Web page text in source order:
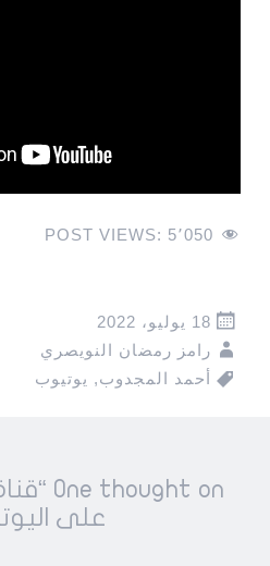
POST VIEWS: 5٬050
18 يوليو، 2022
رامز رمضان النويصري
أحمد المجدوب, يوتيوب
Post
navigation
One thought on “
على